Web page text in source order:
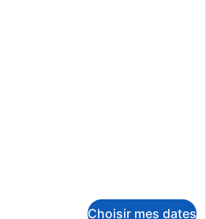
Choisir mes dates